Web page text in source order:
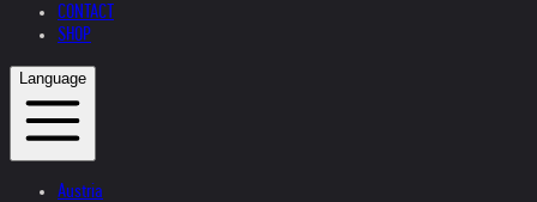
CONTACT
SHOP
Language
Austria